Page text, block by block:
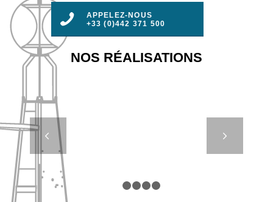
APPELEZ-NOUS
+33 (0)442 371 500
NOS RÉALISATIONS